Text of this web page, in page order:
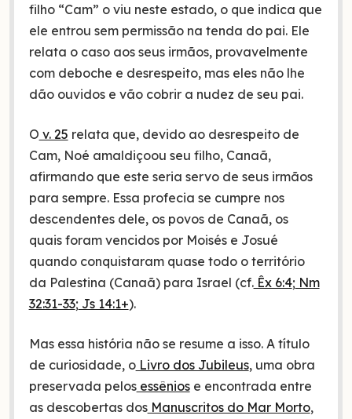
filho “Cam” o viu neste estado, o que indica que
ele entrou sem permissão na tenda do pai. Ele
relata o caso aos seus irmãos, provavelmente
com deboche e desrespeito, mas eles não lhe
dão ouvidos e vão cobrir a nudez de seu pai.
O v. 25 relata que, devido ao desrespeito de
Cam, Noé amaldiçoou seu filho, Canaã,
afirmando que este seria servo de seus irmãos
para sempre. Essa profecia se cumpre nos
descendentes dele, os povos de Canaã, os
quais foram vencidos por Moisés e Josué
quando conquistaram quase todo o território
da Palestina (Canaã) para Israel (cf.Êx 6:4;Nm
32:31-33;Js 14:1+).
Mas essa história não se resume a isso. A título
de curiosidade, oLivro dos Jubileus, uma obra
preservada pelosessêniose encontrada entre
as descobertas dosManuscritos do Mar Morto,